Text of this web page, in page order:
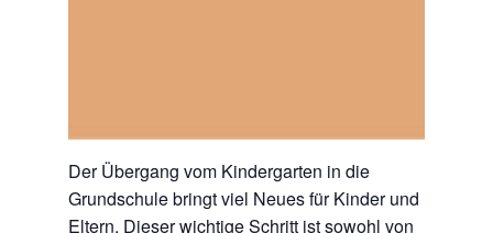
Der Übergang vom Kindergarten in die
Grundschule bringt viel Neues für Kinder und
Eltern. Dieser wichtige Schritt ist sowohl von